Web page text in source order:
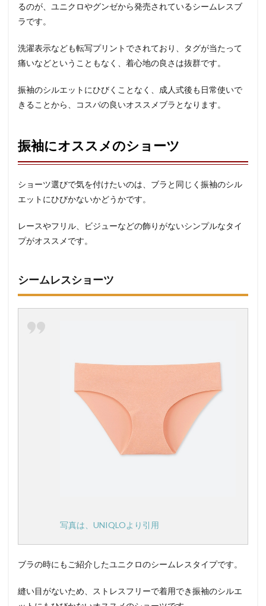
るのが、ユニクロやグンゼから発売されているシームレスブ
ラです。
洗濯表示なども転写プリントでされており、タグが当たって
痛いなどということもなく、着心地の良さは抜群です。
振袖のシルエットにひびくことなく、成人式後も日常使いで
きることから、コスパの良いオススメブラとなります。
振袖にオススメのショーツ
ショーツ選びで気を付けたいのは、ブラと同じく振袖のシル
エットにひびかないかどうかです。
レースやフリル、ビジューなどの飾りがないシンプルなタイ
プがオススメです。
シームレスショーツ
写真は、UNIQLOより引用
ブラの時にもご紹介したユニクロのシームレスタイプです。
縫い目がないため、ストレスフリーで着用でき振袖のシルエ